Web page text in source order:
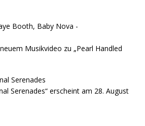
Musikvideo zu „Pearl Handled
Serenades“ erscheint am 28. August